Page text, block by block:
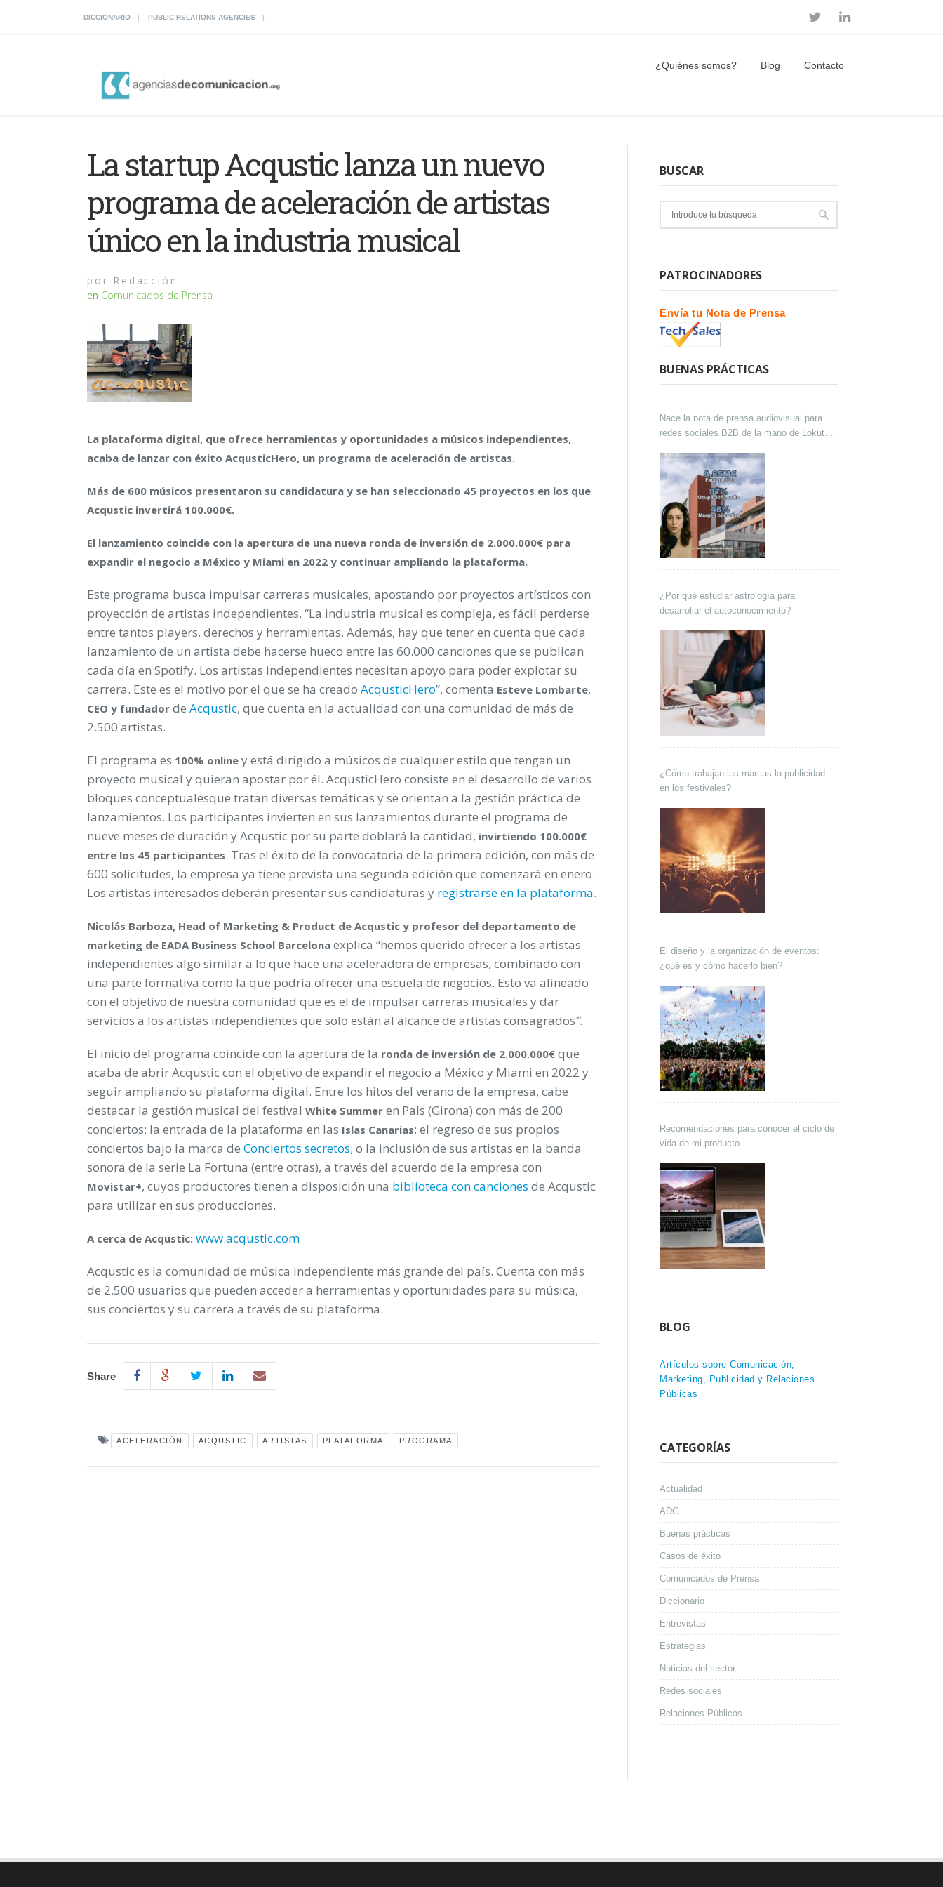
DICCIONARIO PUBLIC RELATIONS AGENCIES
¿Quiénes somos? Blog Contacto
La startup Acqustic lanza un nuevo
programa de aceleración de artistas
único en la industria musical
por Redacción
en Comunicados de Prensa
La plataforma digital, que ofrece herramientas y oportunidades a músicos independientes,
acaba de lanzar con éxito AcqusticHero, un programa de aceleración de artistas.
Más de 600 músicos presentaron su candidatura y se han seleccionado 45 proyectos en los que
Acqustic invertirá 100.000€.
El lanzamiento coincide con la apertura de una nueva ronda de inversión de 2.000.000€ para
expandir el negocio a México y Miami en 2022 y continuar ampliando la plataforma.
Este programa busca impulsar carreras musicales, apostando por proyectos artísticos con
proyección de artistas independientes. “La industria musical es compleja, es fácil perderse
entre tantos players, derechos y herramientas. Además, hay que tener en cuenta que cada
lanzamiento de un artista debe hacerse hueco entre las 60.000 canciones que se publican
cada día en Spotify. Los artistas independientes necesitan apoyo para poder explotar su
carrera. Este es el motivo por el que se ha creado AcqusticHero”, comenta Esteve Lombarte,
CEO y fundador de Acqustic, que cuenta en la actualidad con una comunidad de más de
2.500 artistas.
El programa es 100% online y está dirigido a músicos de cualquier estilo que tengan un
proyecto musical y quieran apostar por él. AcqusticHero consiste en el desarrollo de varios
bloques conceptualesque tratan diversas temáticas y se orientan a la gestión práctica de
lanzamientos. Los participantes invierten en sus lanzamientos durante el programa de
nueve meses de duración y Acqustic por su parte doblará la cantidad, invirtiendo 100.000€
entre los 45 participantes. Tras el éxito de la convocatoria de la primera edición, con más de
600 solicitudes, la empresa ya tiene prevista una segunda edición que comenzará en enero.
Los artistas interesados deberán presentar sus candidaturas y registrarse en la plataforma.
Nicolás Barboza, Head of Marketing & Product de Acqustic y profesor del departamento de
marketing de EADA Business School Barcelona explica “hemos querido ofrecer a los artistas
independientes algo similar a lo que hace una aceleradora de empresas, combinado con
una parte formativa como la que podría ofrecer una escuela de negocios. Esto va alineado
con el objetivo de nuestra comunidad que es el de impulsar carreras musicales y dar
servicios a los artistas independientes que solo están al alcance de artistas consagrados”.
El inicio del programa coincide con la apertura de la ronda de inversión de 2.000.000€ que
acaba de abrir Acqustic con el objetivo de expandir el negocio a México y Miami en 2022 y
seguir ampliando su plataforma digital. Entre los hitos del verano de la empresa, cabe
destacar la gestión musical del festival White Summer en Pals (Girona) con más de 200
conciertos; la entrada de la plataforma en las Islas Canarias; el regreso de sus propios
conciertos bajo la marca de Conciertos secretos; o la inclusión de sus artistas en la banda
sonora de la serie La Fortuna (entre otras), a través del acuerdo de la empresa con
Movistar+, cuyos productores tienen a disposición una biblioteca con canciones de Acqustic
para utilizar en sus producciones.
A cerca de Acqustic: www.acqustic.com
Acqustic es la comunidad de música independiente más grande del país. Cuenta con más
de 2.500 usuarios que pueden acceder a herramientas y oportunidades para su música,
sus conciertos y su carrera a través de su plataforma.
Share
ACELERACIÓN ACQUSTIC ARTISTAS PLATAFORMA PROGRAMA
BUSCAR
PATROCINADORES
Envía tu Nota de Prensa
BUENAS PRÁCTICAS
Nace la nota de prensa audiovisual para
redes sociales B2B de la mano de Lokutor
¿Por qué estudiar astrología para
desarrollar el autoconocimiento?
¿Cómo trabajan las marcas la publicidad
en los festivales?
El diseño y la organización de eventos:
¿qué es y cómo hacerlo bien?
Recomendaciones para conocer el ciclo de
vida de mi producto
BLOG
Artículos sobre Comunicación,
Marketing, Publicidad y Relaciones
Públicas
CATEGORÍAS
Actualidad
ADC
Buenas prácticas
Casos de éxito
Comunicados de Prensa
Diccionario
Entrevistas
Estrategias
Noticias del sector
Redes sociales
Relaciones Públicas